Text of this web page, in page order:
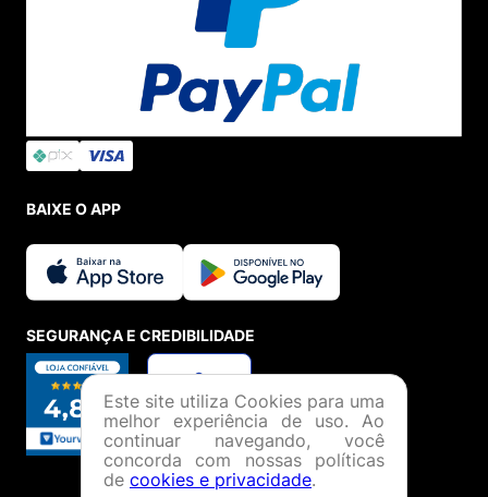
BAIXE O APP
SEGURANÇA E CREDIBILIDADE
Este site utiliza Cookies para uma
melhor experiência de uso. Ao
continuar navegando, você
concorda com nossas políticas
de cookies e privacidade.